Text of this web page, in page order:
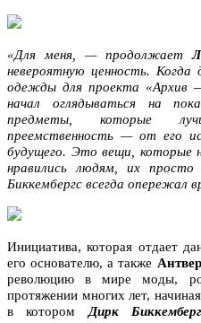
«Для меня, — продолжает
невероятную ценность.
одежды для проекта «Архив
начал оглядываться на
предметы, которые
преемственность — от его
будущего. Это вещи, которые
нравились людям, их
Биккембергс всегда опережал
Инициатива, которая отдает
его основателю, а также
революцию в мире моды,
протяжении многих лет,
в котором Дирк